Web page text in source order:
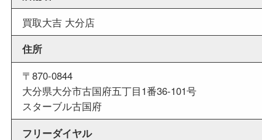
いお客様にもご利用しやすい買取専門店です。
外出ＯＫ